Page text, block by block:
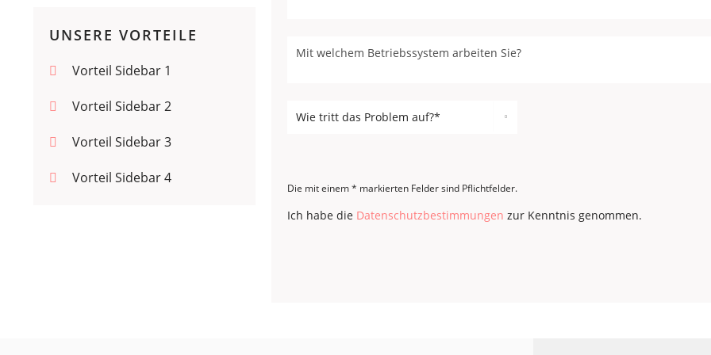
UNSERE VORTEILE
Vorteil Sidebar 1
Vorteil Sidebar 2
Vorteil Sidebar 3
Vorteil Sidebar 4
Die mit einem * markierten Felder sind Pflichtfelder.
Ich habe die Datenschutzbestimmungen zur Kenntnis genommen.